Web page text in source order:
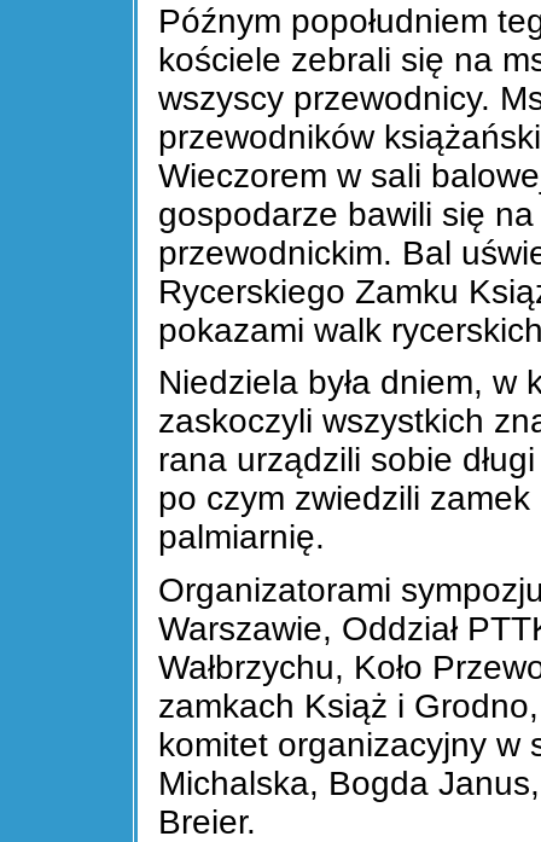
Późnym popołudniem
kościele zebrali się na
wszyscy przewodnicy.
przewodników
Wieczorem w sali
gospodarze bawili się
przewodnickim. Bal
Rycerskiego Zamku
pokazami walk
Niedziela była dniem, w
zaskoczyli wszystkich
rana urządzili sobie
po czym zwiedzili
palmiarnię.
Organizatorami
Warszawie, Oddział
Wałbrzychu, Koło
zamkach Książ i
komitet organizacyjny w
Michalska, Bogda
Breier.